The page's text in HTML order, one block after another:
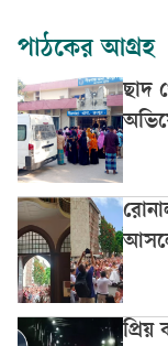
পাঠকের আগ্রহ
ছাদ